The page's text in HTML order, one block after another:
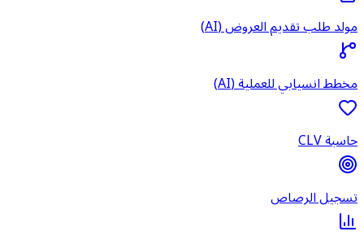
مولد طلب تقديم العروض (AI)
مخطط انسيابي للعملية (AI)
حاسبة CLV
تسجيل الرصاص